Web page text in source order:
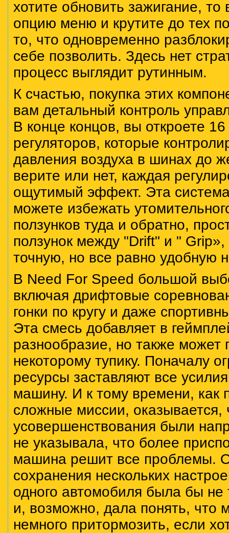
хотите обновить зажигание, то
опцию меню и крутите до тех
то, что одновременно
себе позволить. Здесь нет
процесс выглядит рутинным.
К счастью, покупка этих
вам детальный контроль
В конце концов, вы откроете
регуляторов, которые
давления воздуха в шинах до
верите или нет, каждая
ощутимый эффект. Эта
можете избежать
ползунков туда и обратно,
ползунок между "Drift" и "
точную, но все равно удобную
В Need For Speed большой
включая дрифтовые
гонки по кругу и даже
Эта смесь добавляет в
разнообразие, но также может
некоторому тупику. Поначалу
ресурсы заставляют все
машину. И к тому времени, как
сложные миссии, оказывается,
усовершенствования были
не указывала, что более
машина решит все проблемы.
сохранения нескольких
одного автомобиля была бы не
и, возможно, дала понять, что
немного притормозить, если